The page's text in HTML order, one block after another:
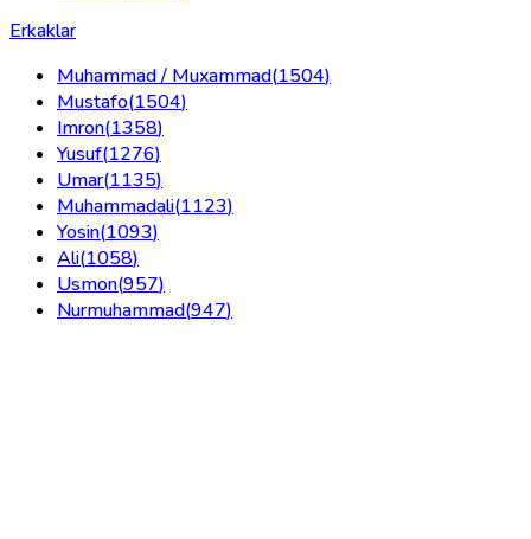
Erkaklar
Muhammad / Muxammad(1504)
Mustafo(1504)
Imron(1358)
Yusuf(1276)
Umar(1135)
Muhammadali(1123)
Yosin(1093)
Ali(1058)
Usmon(957)
Nurmuhammad(947)